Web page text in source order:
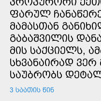
ᲤᲐᲠᲣᲚ
ᲛᲐᲛᲐᲡᲗᲐᲜ
ᲒᲐᲑᲐᲨᲕᲘᲚᲘᲡ
ᲛᲘᲡ ᲡᲐᲥᲪᲘᲔᲚᲡ,
ᲡᲮᲕᲐᲜᲐᲘᲠᲐᲓ
ᲡᲐᲣᲑᲠᲝᲑᲡ
3 ᲡᲐᲐᲗᲘᲡ ᲬᲘᲜ